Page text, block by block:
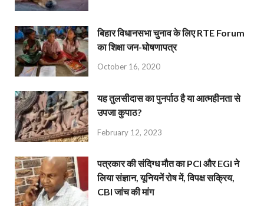
बिहार विधानसभा चुनाव के लिए RTE Forum
का शिक्षा जन-घोषणापत्र
October 16, 2020
यह तुलसीदास का पुनर्पाठ है या आत्महीनता से
उपजा कुपाठ?
February 12, 2023
पत्रकार की संदिग्ध मौत का PCI और EGI ने
लिया संज्ञान, यूनियनें रोष में, विपक्ष सक्रिय,
CBI जांच की मांग